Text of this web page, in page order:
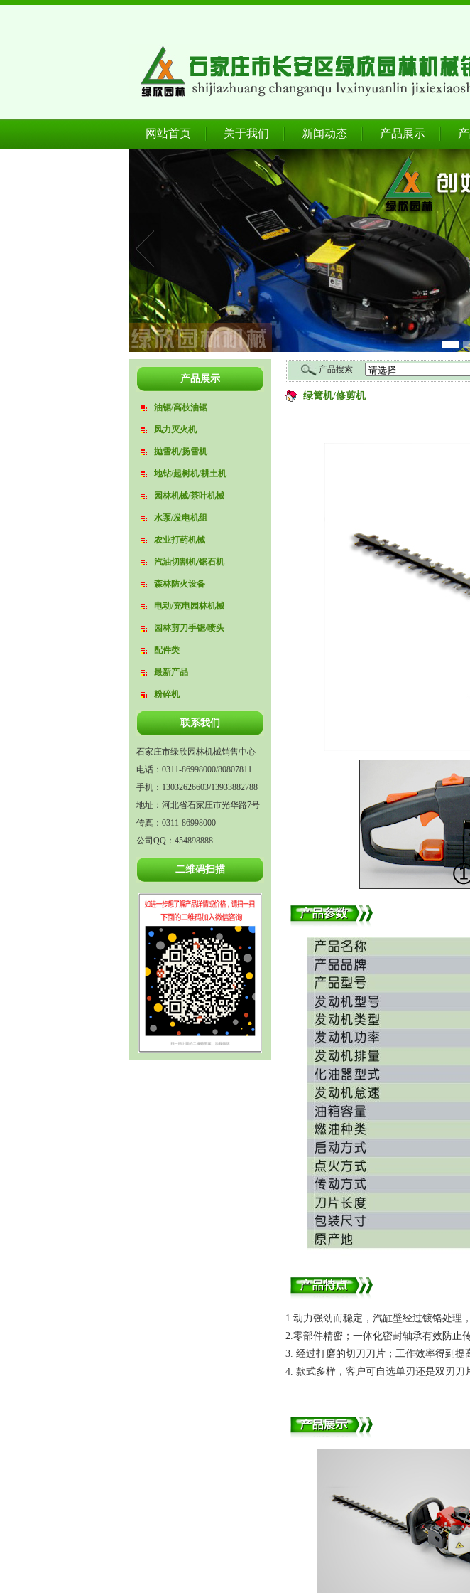
网站首页 关于我们 新闻动态 产品展示
产品展示
油锯/高枝油锯
风力灭火机
抛雪机/扬雪机
地钻/起树机/耕土机
园林机械/茶叶机械
水泵/发电机组
农业打药机械
汽油切割机/锯石机
森林防火设备
电动/充电园林机械
园林剪刀手锯/喷头
配件类
最新产品
粉碎机
联系我们
石家庄市绿欣园林机械销售中心
电话：0311-86998000/80807811
手机：13032626603/13933882788
地址：河北省石家庄市光华路7号
传真：0311-86998000
公司QQ：454898888
二维码扫描
产品搜索
绿篱机/修剪机
1.动力强劲而稳定，汽缸壁经过镀铬处理
2.零部件精密；一体化密封轴承有效防止
3. 经过打磨的切刀刀片；工作效率得到提
4. 款式多样，客户可自选单刃还是双刃刀